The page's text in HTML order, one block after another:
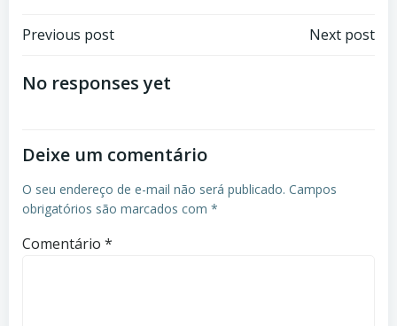
Post
navigation
Previous post Next post
No responses yet
Deixe um comentário
O seu endereço de e-mail não será publicado. Campos
obrigatórios são marcados com *
Comentário *